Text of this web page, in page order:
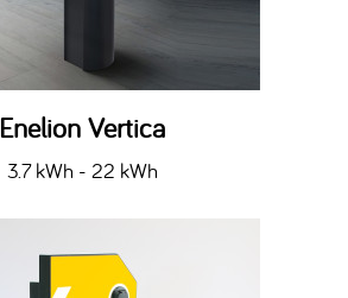
Enelion Vertica
3.7 kWh - 22 kWh